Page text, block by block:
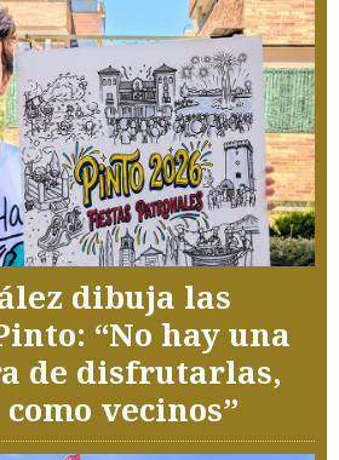
dibuja las
“No hay una
de disfrutarlas,
vecinos”